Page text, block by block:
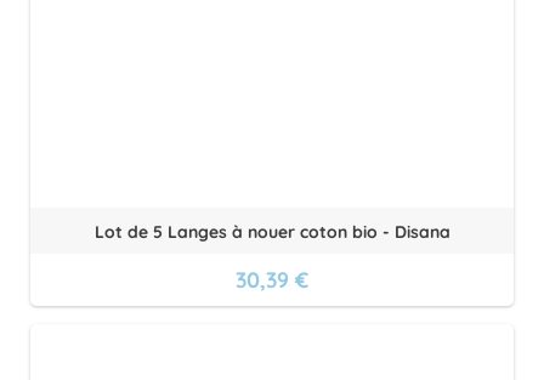
Lot de 5 Langes à nouer coton bio - Disana
30,39 €